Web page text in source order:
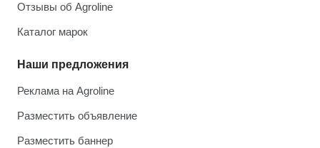
Отзывы об Agroline
Каталог марок
Наши предложения
Реклама на Agroline
Разместить объявление
Разместить баннер